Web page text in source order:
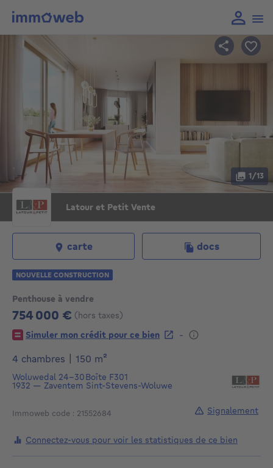
Penthouse à vendre
754 000 € (hors taxes)
754000€
Simuler mon crédit pour ce bien
-
4 chambres
150 m²
Woluwedal 24-30Boîte F301
1932 — Zaventem Sint-Stevens-Woluwe
Immoweb code : 21552684
Latour et Petit Vente
1/13
carte docs
NOUVELLE CONSTRUCTION
Connectez-vous pour voir les statistiques de ce bien
Signalement